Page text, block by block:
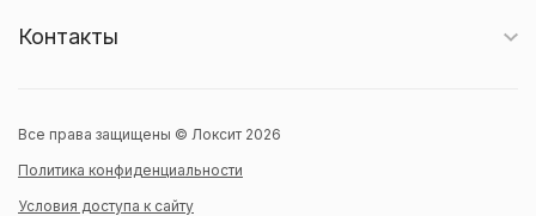
Контакты
Все права защищены © Локсит 2026
Политика конфиденциальности
Условия доступа к сайту